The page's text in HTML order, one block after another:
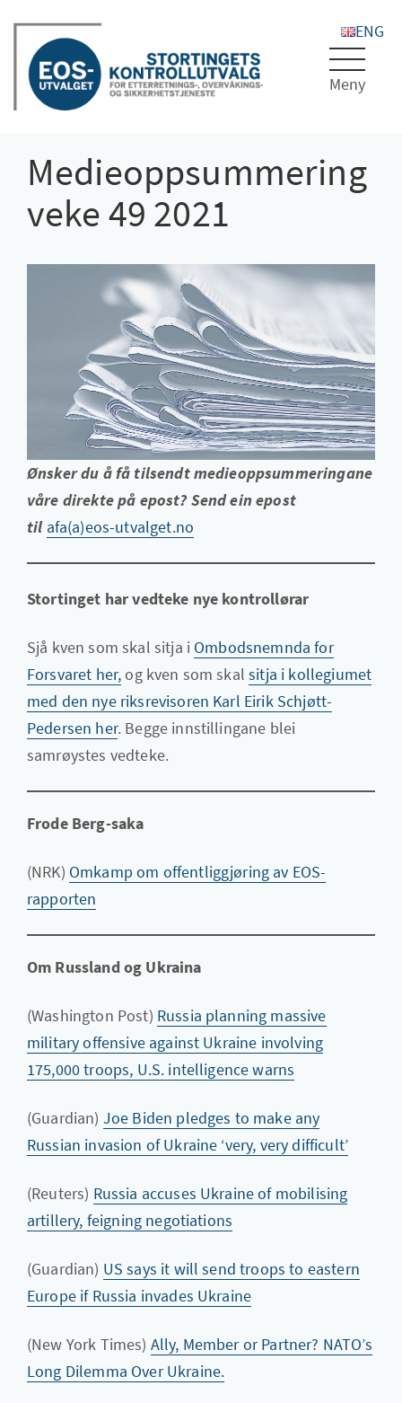
Toggle
Medieoppsummering
veke 49 2021
Ønsker du å få tilsendt medieoppsummeringane
våre direkte på epost? Send ein epost
til afa(a)eos-utvalget.no
Stortinget har vedteke nye kontrollørar
Sjå kven som skal sitja i Ombodsnemnda for
Forsvaret her,og kven som skalsitja i kollegiumet
med den nye riksrevisoren Karl Eirik Schjøtt-
Pedersen her. Begge innstillingane blei
samrøystes vedteke.
Frode Berg-saka
(NRK) Omkamp om offentliggjøring av EOS-
rapporten
Om Russland og Ukraina
(Washington Post) Russia planning massive
military offensive against Ukraine involving
175,000 troops, U.S. intelligence warns
(Guardian) Joe Biden pledges to make any
Russian invasion of Ukraine ‘very, very difficult’
(Reuters) Russia accuses Ukraine of mobilising
artillery, feigning negotiations
(Guardian) US says it will send troops to eastern
Europe if Russia invades Ukraine
(New York Times) Ally, Member or Partner? NATO’s
Long Dilemma Over Ukraine.